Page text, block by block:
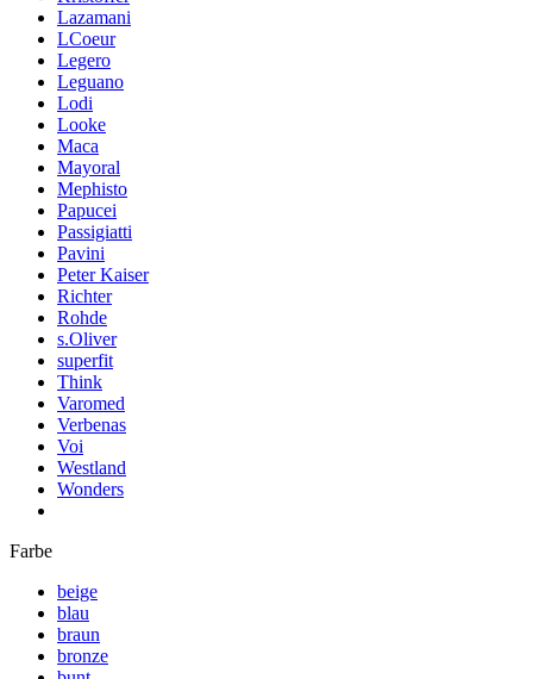
Lazamani
LCoeur
Legero
Leguano
Lodi
Looke
Maca
Mayoral
Mephisto
Papucei
Passigiatti
Pavini
Peter Kaiser
Richter
Rohde
s.Oliver
superfit
Think
Varomed
Verbenas
Voi
Westland
Wonders
Farbe
beige
blau
braun
bronze